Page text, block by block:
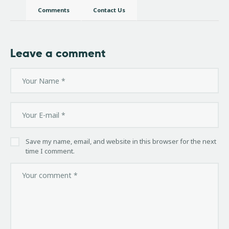
Comments Contact Us
Leave a comment
Save my name, email, and website in this browser for the next
time I comment.